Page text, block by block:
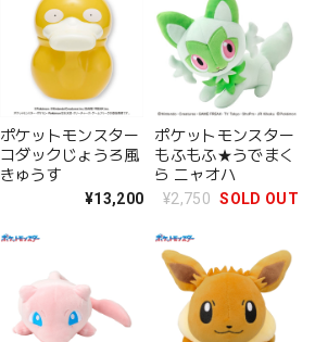
ポケットモンスター
コダックじょうろ風
きゅうす
¥13,200
ポケットモンスター
もふもふ★うでまく
ら ニャオハ
¥2,750 SOLD OUT